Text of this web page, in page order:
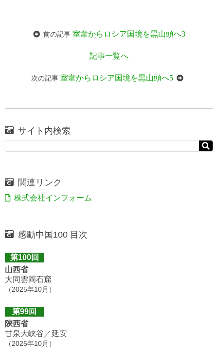
前の記事 室韋からロシア国境を黒山頭へ3
記事一覧へ
次の記事 室韋からロシア国境を黒山頭へ5
サイト内検索
関連リンク
株式会社インフォーム
感動中国100 目次
第100回
山西省
大同雲岡石窟
（2025年10月）
第99回
陝西省
甘泉大峡谷／延安
（2025年10月）